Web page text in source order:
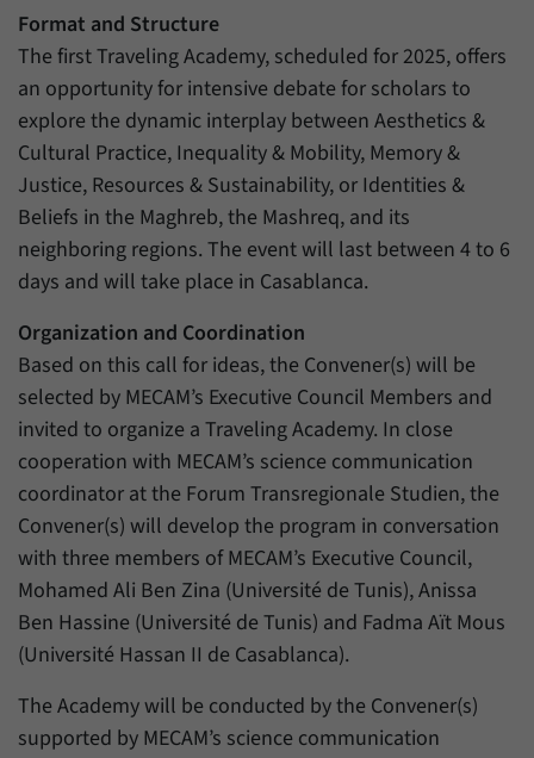
Format and Structure
The first Traveling Academy, scheduled for 2025, offers
an opportunity for intensive debate for scholars to
explore the dynamic interplay between Aesthetics &
Cultural Practice, Inequality & Mobility, Memory &
Justice, Resources & Sustainability, or Identities &
Beliefs in the Maghreb, the Mashreq, and its
neighboring regions. The event will last between 4 to 6
days and will take place in Casablanca.
Organization and Coordination
Based on this call for ideas, the Convener(s) will be
selected by MECAM’s Executive Council Members and
invited to organize a Traveling Academy. In close
cooperation with MECAM’s science communication
coordinator at the Forum Transregionale Studien, the
Convener(s) will develop the program in conversation
with three members of MECAM’s Executive Council,
Mohamed Ali Ben Zina (Université de Tunis), Anissa
Ben Hassine (Université de Tunis) and Fadma Aït Mous
(Université Hassan II de Casablanca).
The Academy will be conducted by the Convener(s)
supported by MECAM’s science communication